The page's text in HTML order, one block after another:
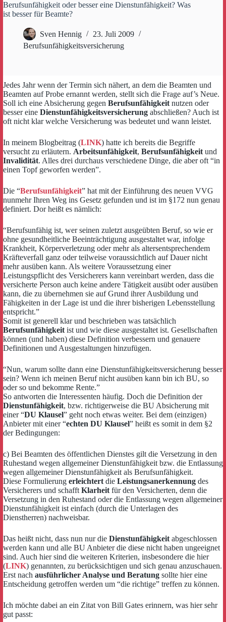
Berufsunfähigkeit oder besser eine Dienstunfähigkeit? Was
ist besser für Beamte?
Sven Hennig
23. Juli 2009
Berufsunfähigkeitsversicherung
Jedes Jahr wenn der Termin sich nähert, an dem die Beamten und
Beamten auf Probe ernannt werden, stellt sich die Frage auf’s Neue.
Soll ich eine Absicherung gegen Berufsunfähigkeit nutzen oder
besser eine Dienstunfähigkeitsversicherung abschließen? Auch ist
oft nicht klar welche Versicherung was bedeutet und wann leistet.
In meinem Blogbeitrag (LINK) hatte ich bereits die Begriffe
versucht zu erläutern. Arbeitsunfähigkeit, Berufsunfähigkeit und
Invalidität. Alles drei durchaus verschiedene Dinge, die aber oft “in
einen Topf geworfen werden”.
Die “Berufsunfähigkeit” hat mit der Einführung des neuen VVG
nunmehr Ihren Weg ins Gesetz gefunden und ist im §172 nun genau
definiert. Dor heißt es nämlich:
“Berufsunfähig ist, wer seinen zuletzt ausgeübten Beruf, so wie er
ohne gesundheitliche Beeinträchtigung ausgestaltet war, infolge
Krankheit, Körperverletzung oder mehr als altersentsprechendem
Kräfteverfall ganz oder teilweise voraussichtlich auf Dauer nicht
mehr ausüben kann. Als weitere Voraussetzung einer
Leistungspflicht des Versicherers kann vereinbart werden, dass die
versicherte Person auch keine andere Tätigkeit ausübt oder ausüben
kann, die zu übernehmen sie auf Grund ihrer Ausbildung und
Fähigkeiten in der Lage ist und die ihrer bisherigen Lebensstellung
entspricht.”
Somit ist generell klar und beschrieben was tatsächlich
Berufsunfähigkeit ist und wie diese ausgestaltet ist. Gesellschaften
können (und haben) diese Definition verbessern und genauere
Definitionen und Ausgestaltungen hinzufügen.
“Nun, warum sollte dann eine Dienstunfähigkeitsversicherung besser
sein? Wenn ich meinen Beruf nicht ausüben kann bin ich BU, so
oder so und bekomme Rente.”
So antworten die Interessenten häufig. Doch die Definition der
Dienstunfähigkeit, bzw. richtigerweise die BU Absicherung mit
einer “DU Klausel” geht noch etwas weiter. Bei dem (einzigen)
Anbieter mit einer “echten DU Klausel” heißt es somit in dem §2
der Bedingungen:
c) Bei Beamten des öffentlichen Dienstes gilt die Versetzung in den
Ruhestand wegen allgemeiner Dienstunfähigkeit bzw. die Entlassung
wegen allgemeiner Dienstunfähigkeit als Berufsunfähigkeit.
Diese Formulierung erleichtert die Leistungsanerkennung des
Versicherers und schafft Klarheit für den Versicherten, denn die
Versetzung in den Ruhestand oder die Entlassung wegen allgemeiner
Dienstunfähigkeit ist einfach (durch die Unterlagen des
Dienstherren) nachweisbar.
Das heißt nicht, dass nun nur die Dienstunfähigkeit abgeschlossen
werden kann und alle BU Anbieter die diese nicht haben ungeeignet
sind. Auch hier sind die weiteren Kriterien, insbesondere die hier
(LINK) genannten, zu berücksichtigen und sich genau anzuschauen.
Erst nach ausführlicher Analyse und Beratung sollte hier eine
Entscheidung getroffen werden um “die richtige” treffen zu können.
Ich möchte dabei an ein Zitat von Bill Gates erinnern, was hier sehr
gut passt: